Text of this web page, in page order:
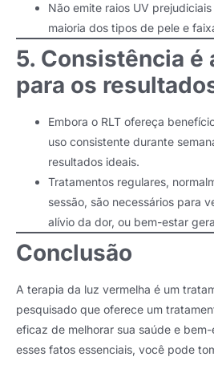
Não emite raios UV
maioria dos tipos de pele e
5. Consistência é
para os
Embora o RLT ofereça
uso consistente durante
resultados ideais.
Tratamentos regulares,
sessão, são necessários para
alívio da dor, ou bem-estar
Conclusão
A terapia da luz vermelha é um
pesquisado que oferece um
eficaz de melhorar sua saúde e
esses fatos essenciais, você pode